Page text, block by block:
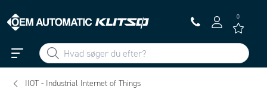
0
IIOT - Industrial Internet of Things